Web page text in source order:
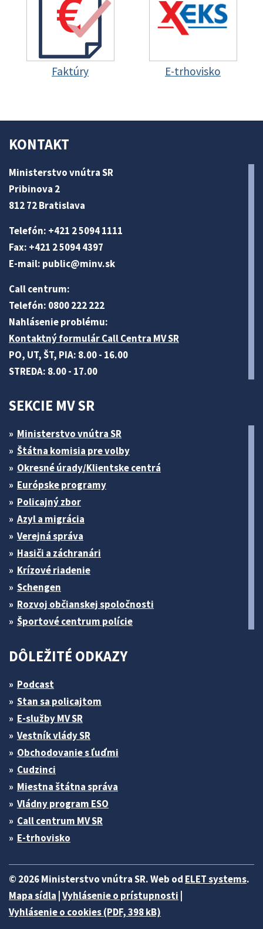
Faktúry E-trhovisko
KONTAKT
Ministerstvo vnútra SR
Pribinova 2
812 72 Bratislava
Telefón: +421 2 5094 1111
Fax: +421 2 5094 4397
E-mail: public@minv.sk
Call centrum:
Telefón: 0800 222 222
Nahlásenie problému:
Kontaktný formulár Call Centra MV SR
PO, UT, ŠT, PIA: 8.00 - 16.00
STREDA: 8.00 - 17.00
SEKCIE MV SR
Ministerstvo vnútra SR
Štátna komisia pre volby
Okresné úrady/Klientske centrá
Európske programy
Policajný zbor
Azyl a migrácia
Verejná správa
Hasiči a záchranári
Krízové riadenie
Schengen
Rozvoj občianskej spoločnosti
Športové centrum polície
DÔLEŽITÉ ODKAZY
Podcast
Stan sa policajtom
E-služby MV SR
Vestník vlády SR
Obchodovanie s ľuďmi
Cudzinci
Miestna štátna správa
Vládny program ESO
Call centrum MV SR
E-trhovisko
© 2026 Ministerstvo vnútra SR. Web od ELET systems.
Mapa sídla Vyhlásenie o prístupnosti
Vyhlásenie o cookies (PDF, 398 kB)